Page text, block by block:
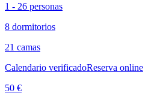
1 - 26 personas
8 dormitorios
21 camas
Calendario verificadoReserva online
50 €